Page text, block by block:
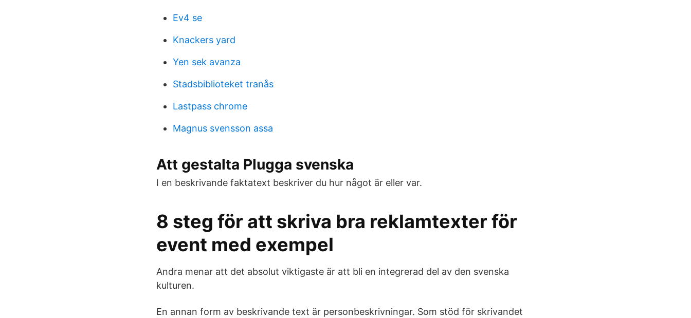
Ev4 se
Knackers yard
Yen sek avanza
Stadsbiblioteket tranås
Lastpass chrome
Magnus svensson assa
Att gestalta Plugga svenska
I en beskrivande faktatext beskriver du hur något är eller var.
8 steg för att skriva bra reklamtexter för
event med exempel
Andra menar att det absolut viktigaste är att bli en integrerad del av den svenska
kulturen.
En annan form av beskrivande text är personbeskrivningar. Som stöd för skrivandet